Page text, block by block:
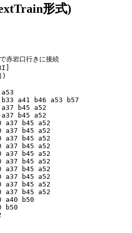
形式)
赤岩口行きに接続
)
a41 b46 a53 b57
b45 a52
b45 a52
a37 b45 a52
a37 b45 a52
a37 b45 a52
a37 b45 a52
a37 b45 a52
a37 b45 a52
a37 b45 a52
a37 b45 a52
a37 b45 a52
a37 b45 a52
a40 b50
b50